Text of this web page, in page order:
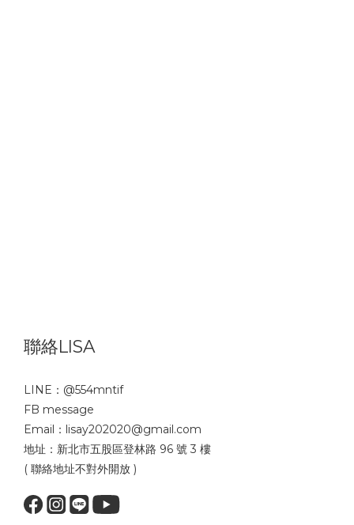
聯絡LISA
LINE： @554mntif
FB message
Email：lisay202020@gmail.com
地址：新北市五股區登林路 96 號 3 樓
( 聯絡地址不對外開放 )